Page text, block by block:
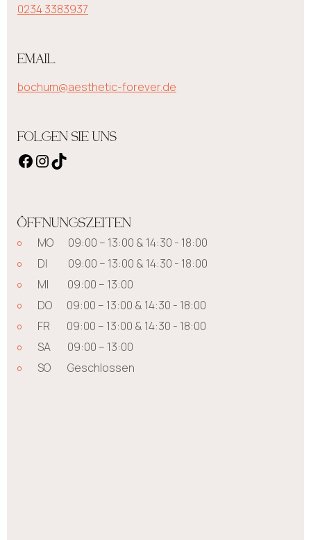
0234 3383937
EMAIL
bochum@aesthetic-forever.de
FOLGEN SIE UNS
ÖFFNUNGSZEITEN
MO 09:00 – 13:00 & 14:30 - 18:00
DI 09:00 – 13:00 & 14:30 - 18:00
MI 09:00 – 13:00
DO 09:00 – 13:00 & 14:30 - 18:00
FR 09:00 – 13:00 & 14:30 - 18:00
SA 09:00 – 13:00
SO Geschlossen